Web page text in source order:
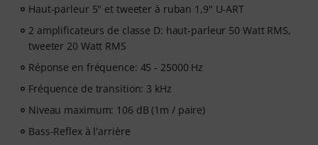
Haut-parleur 5" et tweeter à ruban 1,9" U-ART
2 amplificateurs de classe D: haut-parleur 50 Watt RMS,
tweeter 20 Watt RMS
Réponse en fréquence: 45 - 25000 Hz
Fréquence de transition: 3 kHz
Niveau maximum: 106 dB (1m / paire)
Bass-Reflex à l'arrière